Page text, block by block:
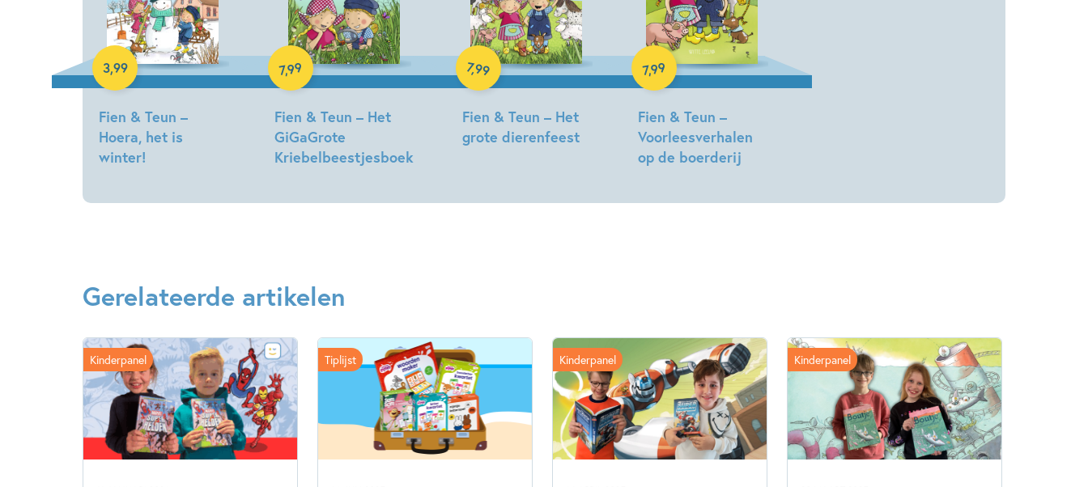
Familie & gezin
Humor Op & rond de boerderij
Fien & Teun –
Hoera, het is
winter!
3,99
Luisterboek
Fien & Teun – Het
GiGaGrote
Kriebelbeestjesboek
7,99
Luisterboek
Fien & Teun – Het
grote dierenfeest
7,99
Luisterboek
Fien & Teun –
Voorleesverhalen
op de boerderij
7,99
Luisterboek
Gerelateerde artikelen
Kinderpanel Tiplijst Kinderpanel Kinderpanel